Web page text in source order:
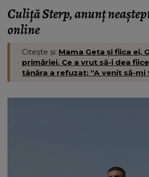
Culiță Sterp, anunț
online
Citește și: Mama Geta și fiica ei,
primăriei. Ce a vrut să-i dea
tânăra a refuzat: “A venit să-mi